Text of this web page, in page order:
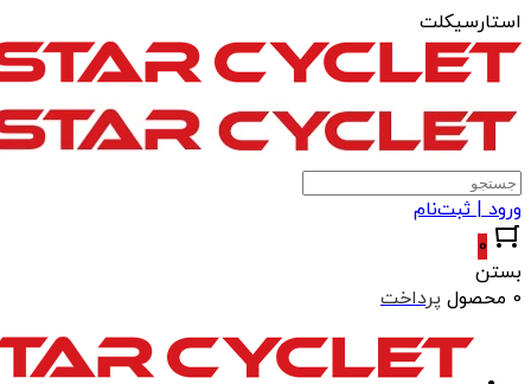
استارسیکلت
ورود | ثبت‌نام
0
بستن
0 محصول
پرداخت